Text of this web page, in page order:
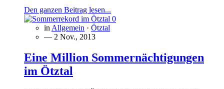
Den ganzen Beitrag lesen...
0
in Allgemein · Ötztal
— 2 Nov., 2013
Eine Million Sommernächtigungen
im Ötztal